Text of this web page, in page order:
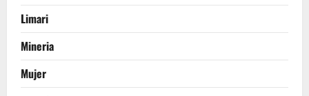
Limari
Mineria
Mujer